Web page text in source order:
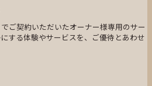
ご契約いただいたオーナー様専用のサー
する体験やサービスを、ご優待とあわせ